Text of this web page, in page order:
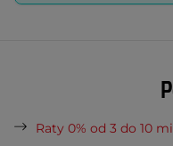
Raty 0% od 3 do 10